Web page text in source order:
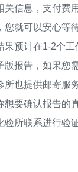
关信息，支付费
就可以安心等
预计在1-2个工
版报告，如果您
也提供邮寄服务
要确认报告的
验所联系进行验